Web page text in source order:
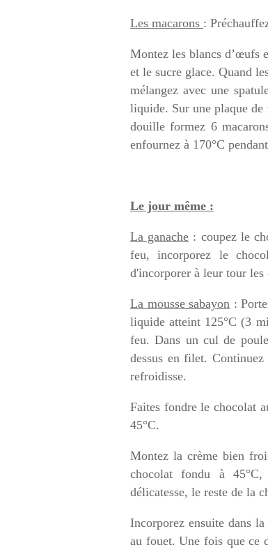
Les macarons :
Montez les blancs d’œufs
et le sucre glace. Quand
mélangez avec une
liquide. Sur une plaque de
douille formez 6
enfournez à 170°C
Le jour même :
La ganache : coupez le
feu, incorporez le
d'incorporer à leur tour les
La mousse sabayon :
liquide atteint 125°C (3
feu. Dans un cul de
dessus en filet.
refroidisse.
Faites fondre le chocolat
45°C.
Montez la crème bien
chocolat fondu à 45°C,
délicatesse, le reste de la
Incorporez ensuite dans
au fouet. Une fois que ce